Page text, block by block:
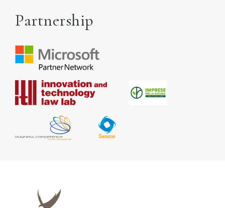
Partnership